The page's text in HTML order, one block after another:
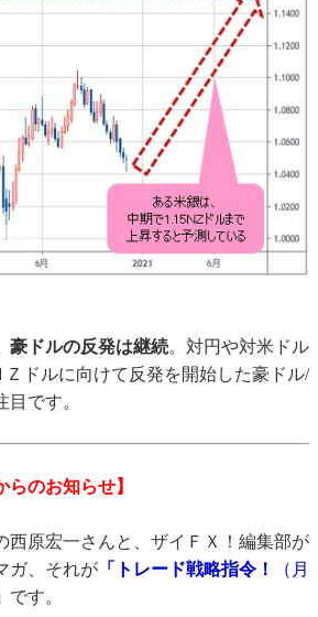
豪ドルの反発は継続。対円や対米ドル
Ｚドルに向けて反発を開始した豪ドル/
目です。
らのお知らせ】
原宏一さんと、ザイＦＸ！編集部が
ガ、それが 「トレード戦略指令！
（月
です。